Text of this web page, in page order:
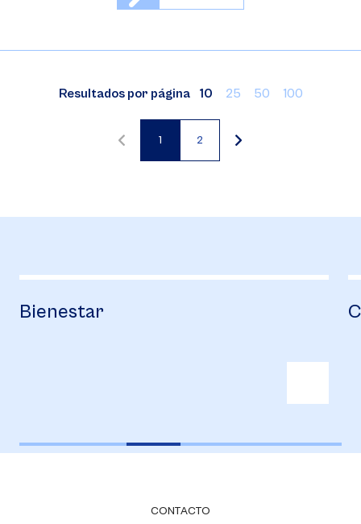
Resultados por página 10 25 50 100
Página
1
Página
2
Bienestar
CONTACTO